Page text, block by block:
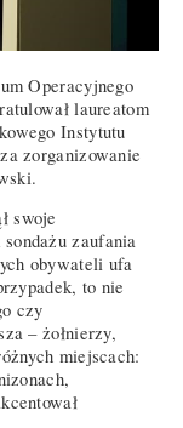
Operacyjnego
laureatom
Instytutu
zorganizowanie
swoje
zaufania
obywateli ufa
to nie
czy
– żołnierzy,
miejscach: